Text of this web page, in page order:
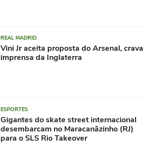
REAL MADRID
Vini Jr aceita proposta do Arsenal, crava
imprensa da Inglaterra
ESPORTES
Gigantes do skate street internacional
desembarcam no Maracanãzinho (RJ)
para o SLS Rio Takeover